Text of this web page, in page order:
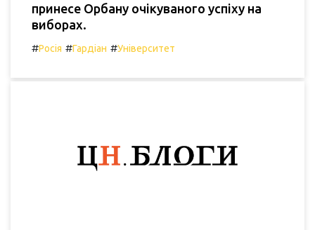
принесе Орбану очікуваного успіху на
виборах.
#Росія #Гардіан #Університет